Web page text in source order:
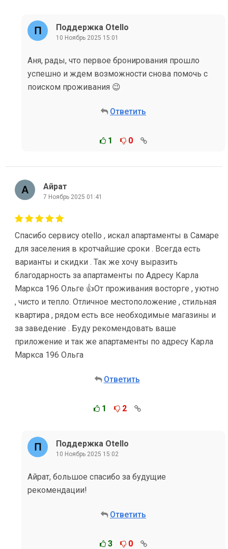
Поддержка Otello
10 Ноябрь 2025 15:01
Аня, рады, что первое бронирования прошло
успешно и ждем возможности снова помочь с
поиском проживания 😉
Ответить
1 0
Айрат
7 Ноябрь 2025 01:41
Спасибо сервису оtello , искал апартаменты в Самаре
для заселения в кротчайшие сроки . Всегда есть
варианты и скидки . Так же хочу выразить
благодарность за апартаменты по Адресу Карла
Маркса 196 Ольге 👍От проживания восторге , уютно
, чисто и тепло. Отличное местоположение , стильная
квартира , рядом есть все необходимые магазины и
за заведение . Буду рекомендовать ваше
приложение и так же апартаменты по адресу Карла
Маркса 196 Ольга
Ответить
1 2
Поддержка Otello
10 Ноябрь 2025 15:02
Айрат, большое спасибо за будущие
рекомендации!
Ответить
3 0